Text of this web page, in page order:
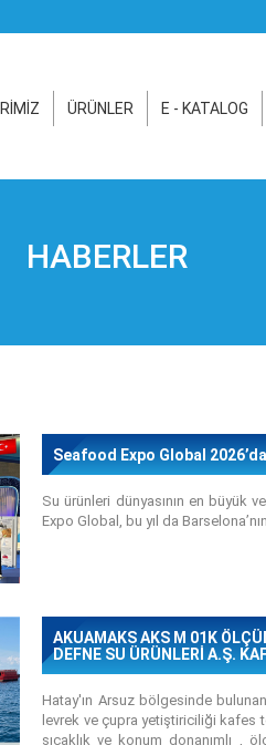
ÜRÜNLER E - KATALOG
HABERLER
Seafood Expo Global
Su ürünleri dünyasının en büyük
Expo Global, bu yıl da
AKUAMAKS AKS M 01K
DEFNE SU ÜRÜNLERİ A.Ş.
Hatay'ın Arsuz bölgesinde
levrek ve çupra yetiştiriciliği kafes
sıcaklık ve konum donanımlı ,